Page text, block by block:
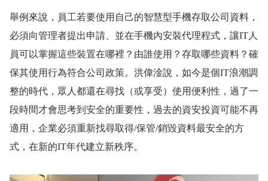
舉例來說，員工若要使用自己的智慧型手機存取公司資料，
必須向管理者提出申請、並在手機內安裝代理程式，讓IT人
員可以掌握這些裝置在哪裡？由誰使用？存取哪些資料？確
保其使用行為符合公司政策。洪偉淦說，如今是個IT浪潮調
整的時代，眾人都還在尋找（或享受）使用便利性，過了一
段時間才會思考到安全的重要性，過去的資安投資可能不再
適用，企業必須重新找尋取得/保管/銷毀資料最安全的方
式，在新的IT年代建立新秩序。